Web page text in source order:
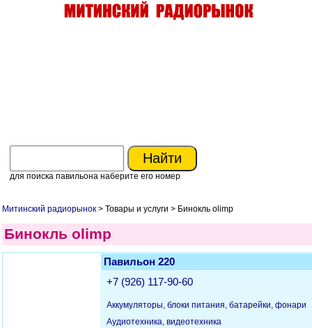
для поиска павильона наберите его номер
Митинский радиорынок > Товары и услуги > Бинокль olimp
Бинокль olimp
Павильон 220
+7 (926) 117-90-60
Аккумуляторы, блоки питания, батарейки, фонари
Аудиотехника, видеотехника